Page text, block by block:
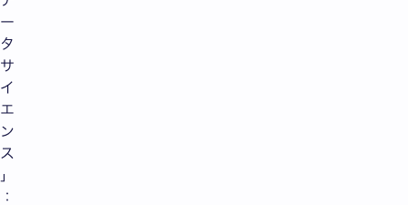
ー
タ
サ
イ
エ
ン
ス
」
：